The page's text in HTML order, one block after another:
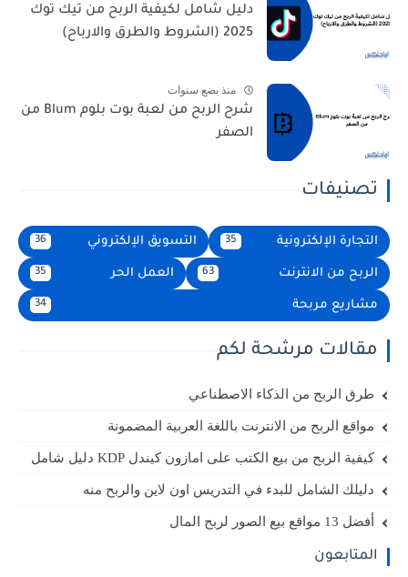
دليل شامل لكيفية الربح من تيك توك
2025 (الشروط والطرق والارباح)
منذ بضع سنوات
شرح الربح من لعبة بوت بلوم Blum من
الصفر
تصنيفات
التجارة الإلكترونية التسويق الإلكتروني
الربح من الانترنت العمل الحر
مشاريع مربحة
مقالات مرشحة لكم
طرق الربح من الذكاء الاصطناعي
مواقع الربح من الانترنت باللغة العربية المضمونة
كيفية الربح من بيع الكتب على امازون كيندل KDP دليل شامل
دليلك الشامل للبدء في التدريس اون لاين والربح منه
أفضل 13 مواقع بيع الصور لربح المال
المتابعون